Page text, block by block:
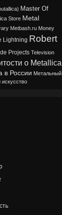
Master Of
Store Metal
Metbash.ru Money
Lightning Robert
Projects Television
о Metallica
в России Метальный
искусство